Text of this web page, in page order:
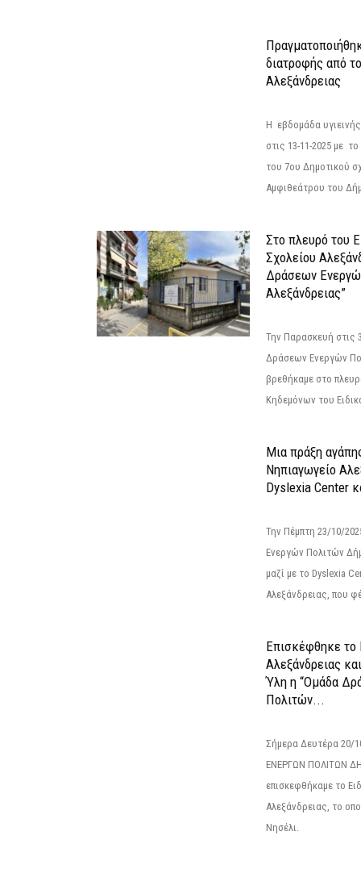
διατροφής από
Αλεξάνδρειας
Η εβδομάδα
στις 13-11-2025 με
του 7ου Δημοτικού
Αμφιθεάτρου του
Στο πλευρό του
Σχολείου
Δράσεων
Αλεξάνδρειας”
Την Παρασκευή
Δράσεων Ενεργών
βρεθήκαμε στο
Κηδεμόνων του
Μια πράξη
Νηπιαγωγείο
Dyslexia Center
Την Πέμπτη 23/10/
Ενεργών Πολιτών
μαζί με το Dyslexia
Αλεξάνδρειας, που
Επισκέφθηκε το
Αλεξάνδρειας
Ύλη η “Ομάδα
Πολιτών...
Σήμερα Δευτέρα
ΕΝΕΡΓΩΝ ΠΟΛΙΤΩΝ
επισκεφθήκαμε το
Αλεξάνδρειας, το
Νησέλι.